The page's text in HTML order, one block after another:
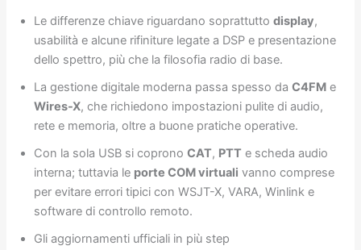
Le differenze chiave riguardano soprattuttodisplay,
usabilità e alcune rifiniture legate a DSP e presentazione
dello spettro, più che la filosofia radio di base.
La gestione digitale moderna passa spesso daC4FM e
Wires-X, che richiedono impostazioni pulite di audio,
rete e memoria, oltre a buone pratiche operative.
Con la sola USB si copronoCAT, PTT e scheda audio
interna; tuttavia le porte COM virtuali vanno comprese
per evitare errori tipici con WSJT-X, VARA, Winlink e
software di controllo remoto.
Gli aggiornamenti ufficiali in più step